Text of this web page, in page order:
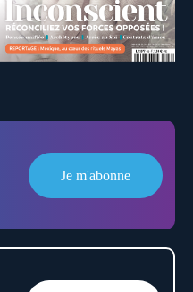
Je m'abonne